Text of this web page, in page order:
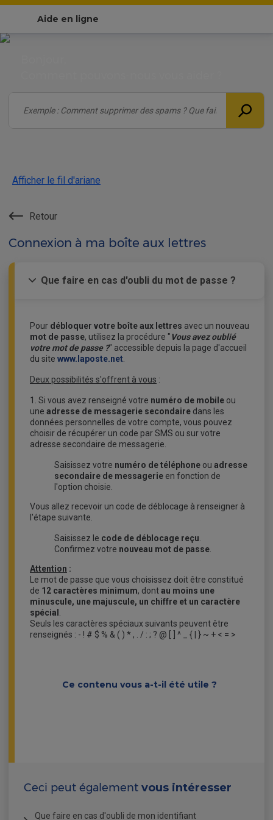
Aide en ligne
Afficher le fil d'ariane
Retour
Connexion à ma boîte aux lettres
Que faire en cas d'oubli du mot de passe ?
Pour débloquer votre boîte aux lettres avec un nouveau
mot de passe, utilisez la procédure "Vous avez oublié
votre mot de passe ?" accessible depuis la page d'accueil
du site www.laposte.net
Deux possibilités s'offrent à vous :
1. Si vous avez renseigné votre numéro de mobile ou
une adresse de messagerie secondaire dans les
données personnelles de votre compte, vous pouvez
choisir de récupérer un code par SMS ou sur votre
adresse secondaire de messagerie.
Saisissez votre numéro de téléphone ou adresse
secondaire de messagerie en fonction de
l'option choisie.
Vous allez recevoir un code de déblocage à renseigner à
l'étape suivante.
Saisissez le code de déblocage reçu
Confirmez votre nouveau mot de passe
Attention :
Le mot de passe que vous choisissez doit être constitué
de 12 caractères minimum, dontau moins une
minuscule, une majuscule, un chiffre et un caractère
spécial
Seuls les caractères spéciaux suivants peuvent être
renseignés : - ! # $ % & ( ) * , . / : ; ? @ [ ] ^ _ { | } ~ + < = >
Ce contenu vous a-t-il été utile ?
Ceci peut également vous intéresser
Que faire en cas d'oubli de mon identifiant